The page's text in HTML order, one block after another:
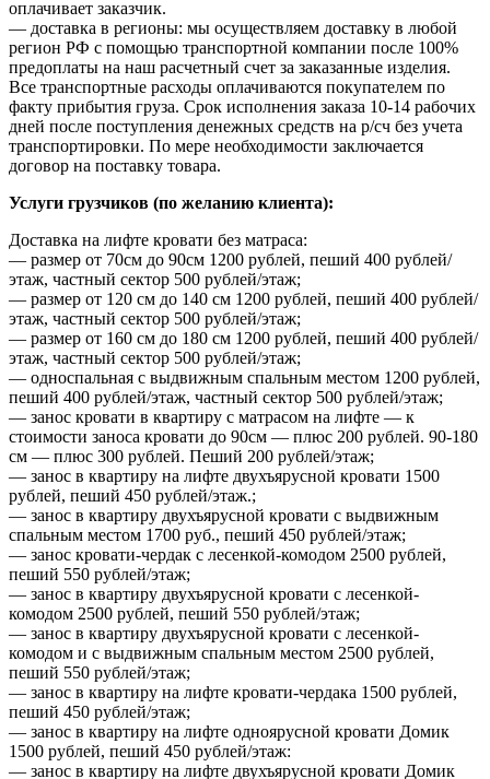
оплачивает заказчик.
— доставка в регионы: мы осуществляем доставку в любой
регион РФ с помощью транспортной компании после 100%
предоплаты на наш расчетный счет за заказанные изделия.
Все транспортные расходы оплачиваются покупателем по
факту прибытия груза. Срок исполнения заказа 10-14 рабочих
дней после поступления денежных средств на р/сч без учета
транспортировки. По мере необходимости заключается
договор на поставку товара.
Услуги грузчиков (по желанию клиента):
Доставка на лифте кровати без матраса:
— размер от 70см до 90см 1200 рублей, пеший 400 рублей/
этаж, частный сектор 500 рублей/этаж;
— размер от 120 см до 140 см 1200 рублей, пеший 400 рублей/
этаж, частный сектор 500 рублей/этаж;
— размер от 160 см до 180 см 1200 рублей, пеший 400 рублей/
этаж, частный сектор 500 рублей/этаж;
— односпальная с выдвижным спальным местом 1200 рублей,
пеший 400 рублей/этаж, частный сектор 500 рублей/этаж;
— занос кровати в квартиру с матрасом на лифте — к
стоимости заноса кровати до 90см — плюс 200 рублей. 90-180
см — плюс 300 рублей. Пеший 200 рублей/этаж;
— занос в квартиру на лифте двухъярусной кровати 1500
рублей, пеший 450 рублей/этаж.;
— занос в квартиру двухъярусной кровати с выдвижным
спальным местом 1700 руб., пеший 450 рублей/этаж;
— занос кровати-чердак с лесенкой-комодом 2500 рублей,
пеший 550 рублей/этаж;
— занос в квартиру двухъярусной кровати с лесенкой-
комодом 2500 рублей, пеший 550 рублей/этаж;
— занос в квартиру двухъярусной кровати с лесенкой-
комодом и с выдвижным спальным местом 2500 рублей,
пеший 550 рублей/этаж;
— занос в квартиру на лифте кровати-чердака 1500 рублей,
пеший 450 рублей/этаж;
— занос в квартиру на лифте одноярусной кровати Домик
1500 рублей, пеший 450 рублей/этаж:
— занос в квартиру на лифте двухъярусной кровати Домик